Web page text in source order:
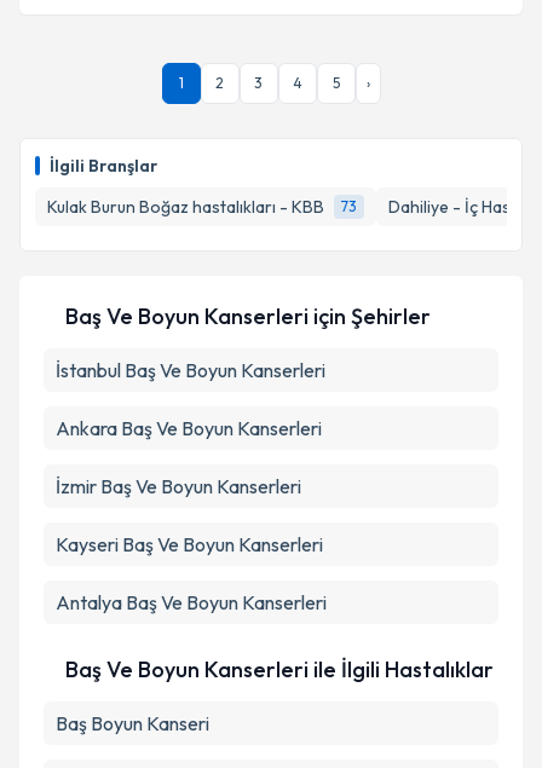
İlgili Branşlar
Kulak Burun Boğaz hastalıkları - KBB
73 Dahiliye - İç
1 2 3 4 5 ›
Baş Ve Boyun Kanserleri için Şehirler
İstanbul Baş Ve Boyun Kanserleri
Ankara Baş Ve Boyun Kanserleri
İzmir Baş Ve Boyun Kanserleri
Kayseri Baş Ve Boyun Kanserleri
Antalya Baş Ve Boyun Kanserleri
Baş Ve Boyun Kanserleri ile İlgili Hastalıklar
Baş Boyun Kanseri